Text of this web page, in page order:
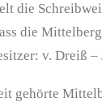
die
die
v. Dreiß
gehörte